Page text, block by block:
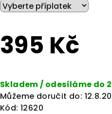
395 Kč
cena:
Skladem / odesíláme do
Můžeme doručit do:
Kód: 12620